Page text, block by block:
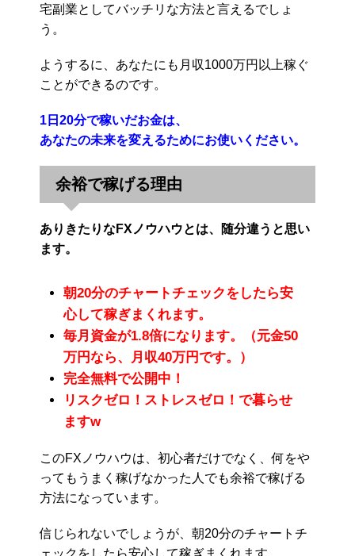
宅副業としてバッチリな方法と言えるでしょ
う。
ようするに、あなたにも月収1000万円以上稼ぐ
ことができるのです。
1日20分で稼いだお金は、
あなたの未来を変えるためにお使いください。
余裕で稼げる理由
ありきたりなFXノウハウとは、随分違うと思い
ます。
朝20分のチャートチェックをしたら安
心して稼ぎまくれます。
毎月資金が1.8倍になります。（元金50
万円なら、月収40万円です。）
完全無料で公開中！
リスクゼロ！ストレスゼロ！で暮らせ
ますw
このFXノウハウは、初心者だけでなく、何をや
ってもうまく稼げなかった人でも余裕で稼げる
方法になっています。
信じられないでしょうが、朝20分のチャートチ
ェックをしたら安心して稼ぎまくれます。